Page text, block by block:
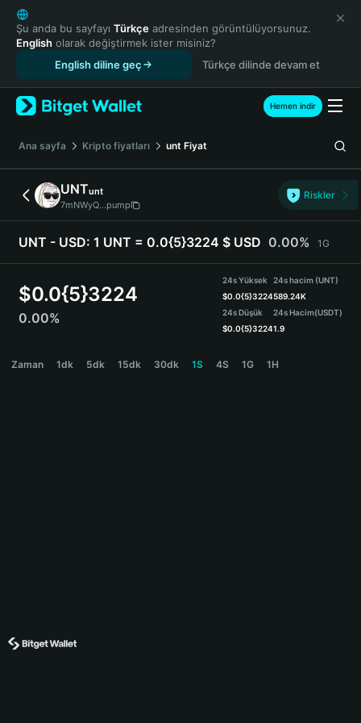
English
日本語
Tiếng Việt
Español (Latinoamérica)
Türkçe
Français
Deutsch
简体中文
繁體中文
Português (Portugal)
Bahasa Indonesia
ภาษาไทย
Español
Español (Argentina)
Şu anda bu sayfayı Türkçe adresinden görüntülüyorsunuz.
English olarak değiştirmek ister misiniz?
English diline geç
Türkçe dilinde devam et
Hemen indir
Ana sayfa Kripto fiyatları unt Fiyat
UNTunt
7mNWyQ...pump
Riskler
UNT - USD: 1 UNT = 0.0{5}3224 $ USD 0.00% 1G
$0.0{5}3224
0.00%
24s Yüksek
$0.0{5}3224
24s Düşük
$0.0{5}3224
24s hacim (UNT)
589.24K
24s Hacim(USDT)
1.9
Zaman 1dk 5dk 15dk 30dk 1S 4S 1G 1H